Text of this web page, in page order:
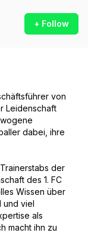
+ Follow
von
Leidenschaft
dabei, ihre
der
des 1. FC
Wissen über
und viel
als
macht ihn zu